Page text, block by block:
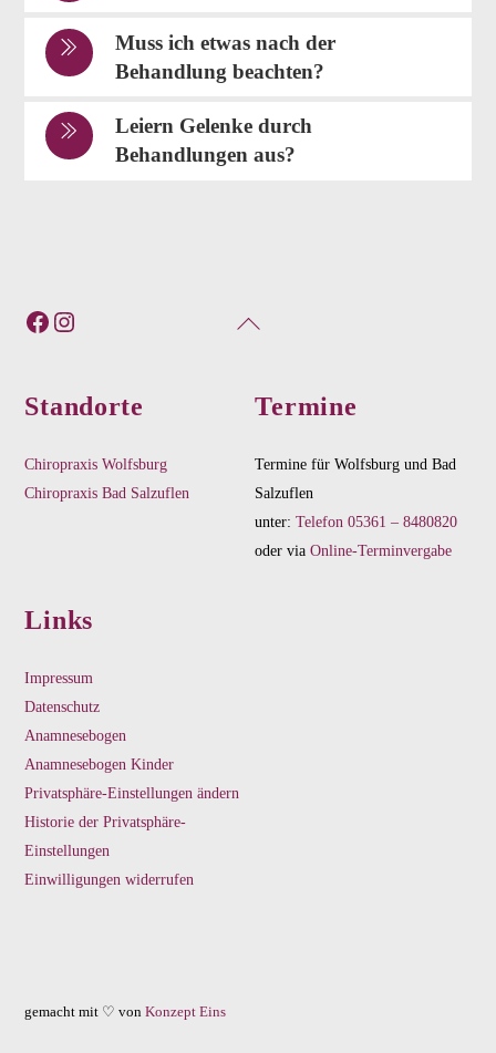
Muss ich etwas nach der
Behandlung beachten?
Leiern Gelenke durch
Behandlungen aus?
Back
Facebook
Instagram
Standorte
Chiropraxis Wolfsburg
Chiropraxis Bad Salzuflen
Termine
Termine für Wolfsburg und Bad
Salzuflen
unter:Telefon 05361 – 8480820
oder viaOnline-Terminvergabe
Links
Impressum
Datenschutz
Anamnesebogen
Anamnesebogen Kinder
Privatsphäre-Einstellungen ändern
Historie der Privatsphäre-
Einstellungen
Einwilligungen widerrufen
gemacht mit ♡ vonKonzept Eins